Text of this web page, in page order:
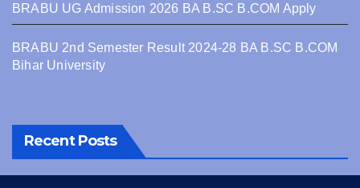
BRABU UG Admission 2026 BA B.SC B.COM Apply
BRABU 2nd Semester Result 2024-28 BA B.SC B.COM
Bihar University
Recent Posts